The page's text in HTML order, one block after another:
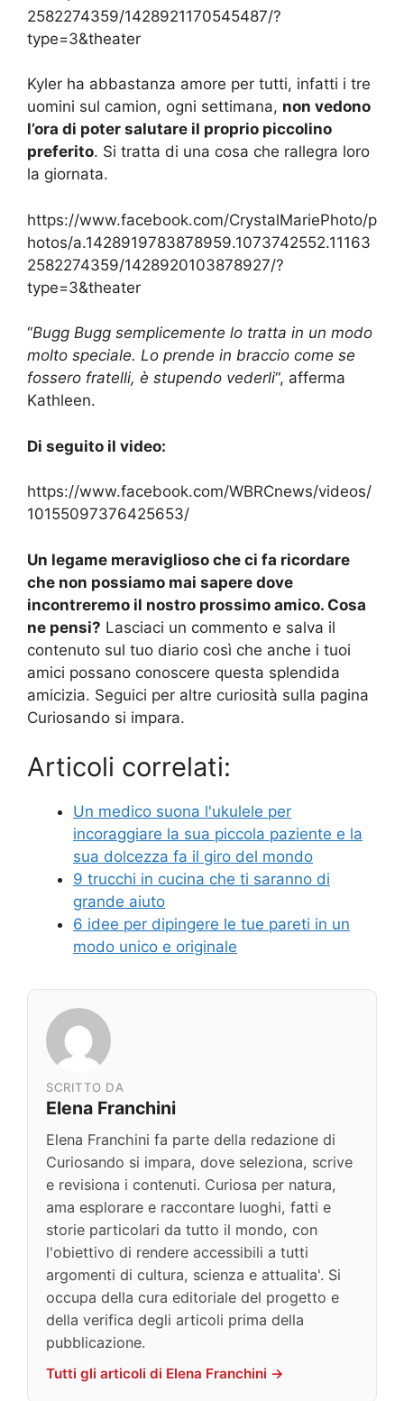
2582274359/1428921170545487/?
type=3&theater
Kyler ha abbastanza amore per tutti, infatti i tre
uomini sul camion, ogni settimana, non vedono
l’ora di poter salutare il proprio piccolino
preferito. Si tratta di una cosa che rallegra loro
la giornata.
https://www.facebook.com/CrystalMariePhoto/p
hotos/a.1428919783878959.1073742552.11163
2582274359/1428920103878927/?
type=3&theater
“Bugg Bugg semplicemente lo tratta in un modo
molto speciale. Lo prende in braccio come se
fossero fratelli, è stupendo vederli“, afferma
Kathleen.
Di seguito il video:
https://www.facebook.com/WBRCnews/videos/
10155097376425653/
Un legame meraviglioso che ci fa ricordare
che non possiamo mai sapere dove
incontreremo il nostro prossimo amico. Cosa
ne pensi? Lasciaci un commento e salva il
contenuto sul tuo diario così che anche i tuoi
amici possano conoscere questa splendida
amicizia. Seguici per altre curiosità sulla pagina
Curiosando si impara.
Articoli correlati:
Un medico suona l'ukulele per
incoraggiare la sua piccola paziente e la
sua dolcezza fa il giro del mondo
9 trucchi in cucina che ti saranno di
grande aiuto
6 idee per dipingere le tue pareti in un
modo unico e originale
SCRITTO DA
Elena Franchini
Elena Franchini fa parte della redazione di
Curiosando si impara, dove seleziona, scrive
e revisiona i contenuti. Curiosa per natura,
ama esplorare e raccontare luoghi, fatti e
storie particolari da tutto il mondo, con
l'obiettivo di rendere accessibili a tutti
argomenti di cultura, scienza e attualita'. Si
occupa della cura editoriale del progetto e
della verifica degli articoli prima della
pubblicazione.
Tutti gli articoli di Elena Franchini →